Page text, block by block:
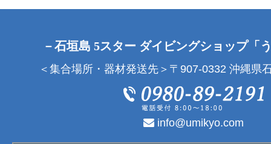
－石垣島 5スター ダイビングショップ「
＜集合場所・器材発送先＞〒907-0332 沖縄県
info@umikyo.com